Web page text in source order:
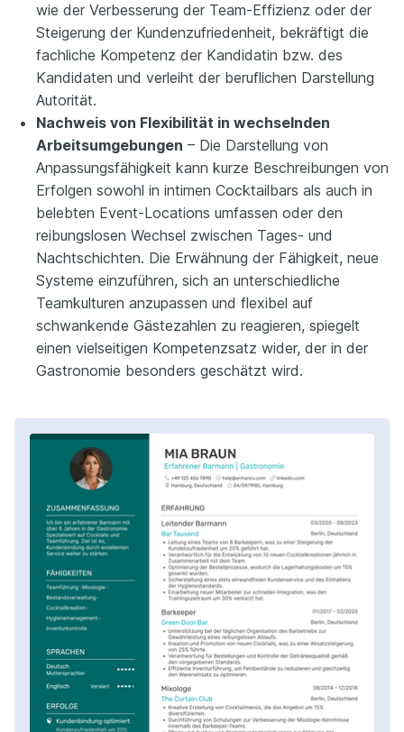
wie der Verbesserung der Team-Effizienz oder der
Steigerung der Kundenzufriedenheit, bekräftigt die
fachliche Kompetenz der Kandidatin bzw. des
Kandidaten und verleiht der beruflichen Darstellung
Autorität.
Nachweis von Flexibilität in wechselnden
Arbeitsumgebungen – Die Darstellung von
Anpassungsfähigkeit kann kurze Beschreibungen von
Erfolgen sowohl in intimen Cocktailbars als auch in
belebten Event-Locations umfassen oder den
reibungslosen Wechsel zwischen Tages- und
Nachtschichten. Die Erwähnung der Fähigkeit, neue
Systeme einzuführen, sich an unterschiedliche
Teamkulturen anzupassen und flexibel auf
schwankende Gästezahlen zu reagieren, spiegelt
einen vielseitigen Kompetenzsatz wider, der in der
Gastronomie besonders geschätzt wird.